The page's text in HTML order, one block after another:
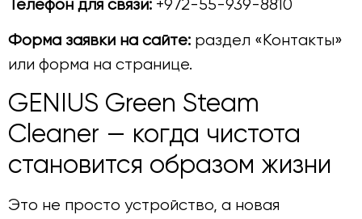
Телефон для связи: +972-55-939-8810
Форма заявки на сайте: раздел «Контакты»
или форма на странице.
GENIUS Green Steam
Cleaner — когда чистота
становится образом жизни
Это не просто устройство, а новая